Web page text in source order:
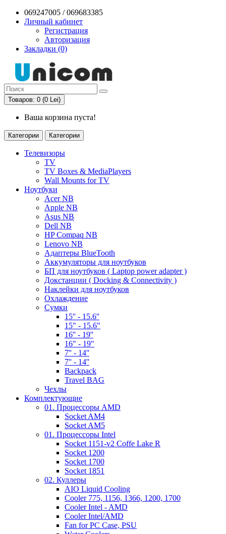
069247005 / 069683385
Личный кабинет
Регистрация
Авторизация
Закладки (0)
Товаров: 0 (0 Lei)
Ваша корзина пуста!
Категории Категории
Телевизоры
TV
TV Boxes & MediaPlayers
Wall Mounts for TV
Ноутбуки
Acer NB
Apple NB
Asus NB
Dell NB
HP Compaq NB
Lenovo NB
Адаптеры BlueTooth
Аккумуляторы для ноутбуков
БП для ноутбуков ( Laptop power adapter )
Докстанции ( Docking & Connectivity )
Наклейки для ноутбуков
Охлаждение
Сумки
15'' - 15.6''
15" - 15.6"
16'' - 19''
16" - 19"
7'' - 14''
7'' - 14''
Backpack
Travel BAG
Чехлы
Комплектующие
01. Процессоры AMD
Socket AM4
Socket AM5
01. Процессоры Intel
Socket 1151-v2 Coffe Lake R
Socket 1200
Socket 1700
Socket 1851
02. Куллеры
AIO Liquid Cooling
Cooler 775, 1156, 1366, 1200, 1700
Cooler Intel - AMD
Cooler Intel/AMD
Fan for PC Case, PSU